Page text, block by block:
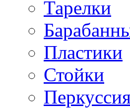
Тарелки
Пластики
Стойки